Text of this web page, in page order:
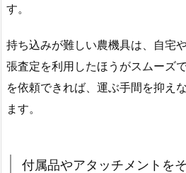
す。
持ち込みが難しい農機具は、自宅
張査定を利用したほうがスムーズ
を依頼できれば、運ぶ手間を抑え
ます。
付属品やアタッチメントを